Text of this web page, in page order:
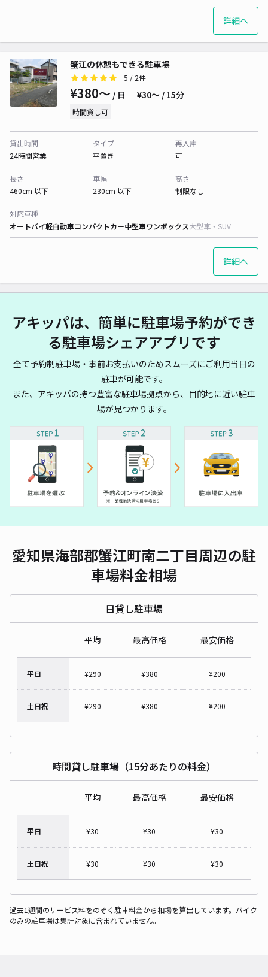
詳細へ
蟹江の休憩もできる駐車場
5 / 2件
¥380〜 / 日 ¥30〜 / 15分
時間貸し可
貸出時間
24時間営業
タイプ
平置き
再入庫
可
長さ
460cm 以下
車幅
230cm 以下
高さ
制限なし
対応車種
オートバイ軽自動車コンパクトカー中型車ワンボックス大型車・SUV
詳細へ
アキッパは、簡単に駐車場予約ができ
る駐車場シェアアプリです
全て予約制駐車場・事前お支払いのためスムーズにご利用当日の
駐車が可能です。
また、アキッパの持つ豊富な駐車場拠点から、目的地に近い駐車
場が見つかります。
愛知県海部郡蟹江町南二丁目周辺の駐
車場料金相場
日貸し駐車場
平均 最高価格 最安価格
平日 ¥290 ¥380 ¥200
土日祝 ¥290 ¥380 ¥200
時間貸し駐車場（15分あたりの料金）
平均 最高価格 最安価格
平日 ¥30 ¥30 ¥30
土日祝 ¥30 ¥30 ¥30
過去1週間のサービス料をのぞく駐車料金から相場を算出しています。バイク
のみの駐車場は集計対象に含まれていません。